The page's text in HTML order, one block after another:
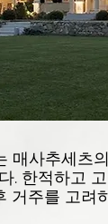
매사추세츠
. 한적하고
거주를 고려